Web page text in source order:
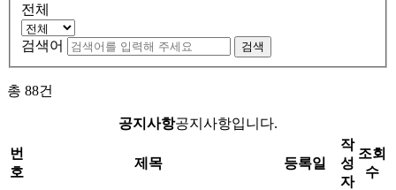
전체
검색어 검색
총 88건
공지사항공지사항입니다.
번
호
제목 등록일
작
성
자
조회
수